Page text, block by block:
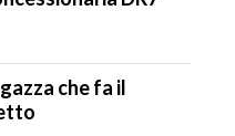
che fa il